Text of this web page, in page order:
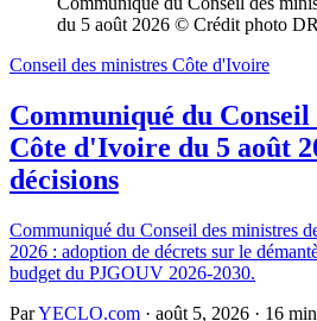
du 5 août 2026 © Crédit photo DR
Conseil des ministres Côte d'Ivoire
Communiqué du Conseil
Côte d'Ivoire du 5 août
décisions
Communiqué du Conseil des ministres
2026 : adoption de décrets sur le
budget du PJGOUV 2026-2030.
ParYECLO.com · août 5, 2026 · 16